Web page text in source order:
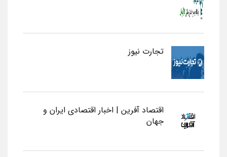
تجارت نیوز
اقتصاد آفرین | اخبار اقتصادی ایران و
جهان